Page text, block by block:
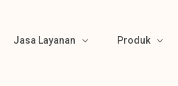
Jasa Layanan Produk